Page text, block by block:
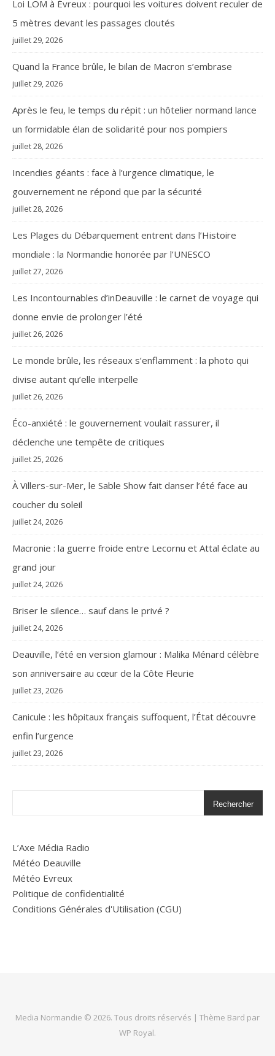
Loi LOM à Évreux : pourquoi les voitures doivent reculer de
5 mètres devant les passages cloutés
juillet 29, 2026
Quand la France brûle, le bilan de Macron s’embrase
juillet 29, 2026
Après le feu, le temps du répit : un hôtelier normand lance
un formidable élan de solidarité pour nos pompiers
juillet 28, 2026
Incendies géants : face à l’urgence climatique, le
gouvernement ne répond que par la sécurité
juillet 28, 2026
Les Plages du Débarquement entrent dans l’Histoire
mondiale : la Normandie honorée par l’UNESCO
juillet 27, 2026
Les Incontournables d’inDeauville : le carnet de voyage qui
donne envie de prolonger l’été
juillet 26, 2026
Le monde brûle, les réseaux s’enflamment : la photo qui
divise autant qu’elle interpelle
juillet 26, 2026
Éco-anxiété : le gouvernement voulait rassurer, il
déclenche une tempête de critiques
juillet 25, 2026
À Villers-sur-Mer, le Sable Show fait danser l’été face au
coucher du soleil
juillet 24, 2026
Macronie : la guerre froide entre Lecornu et Attal éclate au
grand jour
juillet 24, 2026
Briser le silence… sauf dans le privé ?
juillet 24, 2026
Deauville, l’été en version glamour : Malika Ménard célèbre
son anniversaire au cœur de la Côte Fleurie
juillet 23, 2026
Canicule : les hôpitaux français suffoquent, l’État découvre
enfin l’urgence
juillet 23, 2026
Rechercher
L’Axe Média Radio
Météo Deauville
Météo Evreux
Politique de confidentialité
Conditions Générales d'Utilisation (CGU)
Media Normandie © 2026. Tous droits réservés | Thème Bard par
WP Royal.